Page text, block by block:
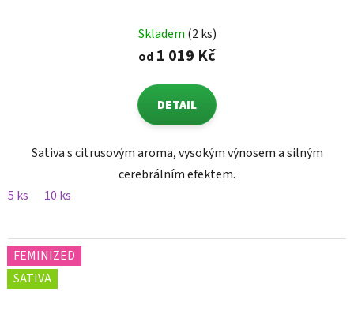
Skladem (2 ks)
od 1 019 Kč
DETAIL
Sativa s citrusovým aroma, vysokým výnosem a silným
cerebrálním efektem.
5 ks
10 ks
FEMINIZED
SATIVA